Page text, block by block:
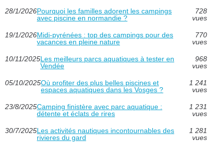
28/1/2026Pourquoi les familles adorent les campings
avec piscine en normandie ?
728
vues
19/1/2026Midi-pyrénées : top des campings pour des
vacances en pleine nature
770
vues
10/11/2025Les meilleurs parcs aquatiques à tester en
Vendée
968
vues
05/10/2025Où profiter des plus belles piscines et
espaces aquatiques dans les Vosges ?
1 241
vues
23/8/2025Camping finistère avec parc aquatique :
détente et éclats de rires
1 231
vues
30/7/2025Les activités nautiques incontournables des
rivieres du gard
1 281
vues